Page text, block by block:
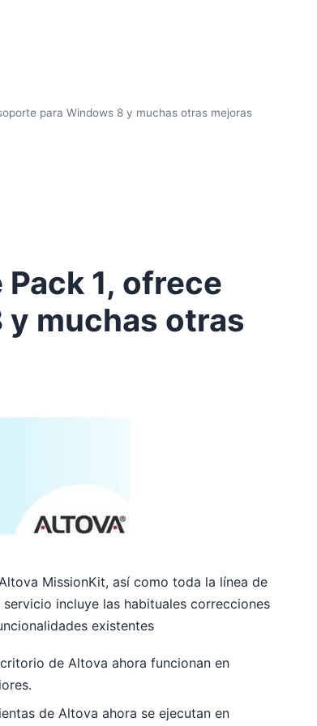
para Windows 8 y muchas otras mejoras
1, ofrece
muchas otras
MissionKit, así como toda la línea de
incluye las habituales correcciones
existentes
de Altova ahora funcionan en
de Altova ahora se ejecutan en